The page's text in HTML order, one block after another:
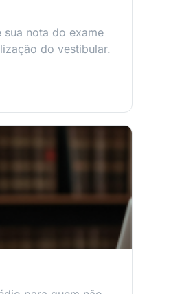
nota do exame
do vestibular.